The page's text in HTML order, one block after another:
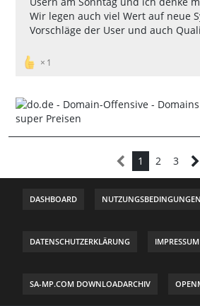
Wir legen auch viel Wert auf neue
Vorschläge der User und auch
1
1 2 3
DASHBOARD NUTZUNGSBEDINGUNGEN
DATENSCHUTZERKLÄRUNG IMPRESSUM
SA-MP.COM DOWNLOADARCHIV